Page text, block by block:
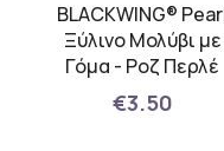
BLACKWING®
Ξύλινο Μολύβι με
Γόμα - Ροζ Περλέ
€3.50